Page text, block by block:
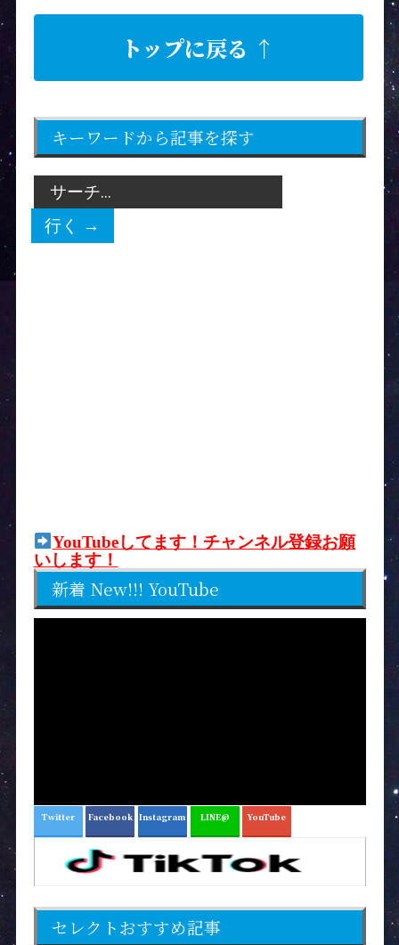
トップに戻る ↑
キーワードから記事を探す
YouTubeしてます！チャンネル登録お願
いします！
新着 New!!! YouTube
Twitter Facebook Instagram LINE@ YouTube
セレクトおすすめ記事